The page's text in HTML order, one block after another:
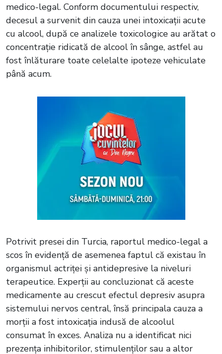
medico-legal. Conform documentului respectiv,
decesul a survenit din cauza unei intoxicații acute
cu alcool, după ce analizele toxicologice au arătat o
concentrație ridicată de alcool în sânge, astfel au
fost înlăturare toate celelalte ipoteze vehiculate
până acum.
Potrivit presei din Turcia, raportul medico-legal a
scos în evidență de asemenea faptul că existau în
organismul actriței și antidepresive la niveluri
terapeutice. Experții au concluzionat că aceste
medicamente au crescut efectul depresiv asupra
sistemului nervos central, însă principala cauza a
morții a fost intoxicația indusă de alcoolul
consumat în exces. Analiza nu a identificat nici
prezența inhibitorilor, stimulenților sau a altor